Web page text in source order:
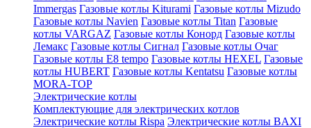
Immergas Газовые котлы Kiturami Газовые котлы Mizudo
Газовые котлы Navien Газовые котлы Titan Газовые
котлы VARGAZ Газовые котлы Конорд Газовые котлы
Лемакс Газовые котлы Сигнал Газовые котлы Очаг
Газовые котлы E8 tempo Газовые котлы HEXEL Газовые
котлы HUBERT Газовые котлы Kentatsu Газовые котлы
MORA-TOP
Электрические котлы
Комплектующие для электрических котлов
Электрические котлы Rispa Электрические котлы BAXI